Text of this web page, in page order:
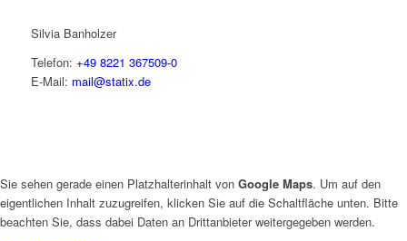
Silvia Banholzer
Telefon: +49 8221 367509-0
E-Mail: mail@statix.de
Sie sehen gerade einen Platzhalterinhalt von Google Maps. Um auf den
eigentlichen Inhalt zuzugreifen, klicken Sie auf die Schaltfläche unten. Bitte
beachten Sie, dass dabei Daten an Drittanbieter weitergegeben werden.